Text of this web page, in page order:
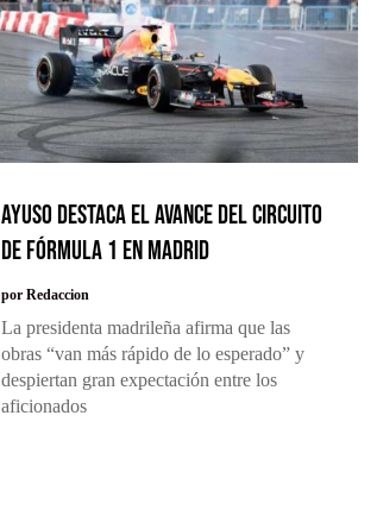
Ayuso destaca el avance del circuito
de Fórmula 1 en Madrid
porRedaccion
La presidenta madrileña afirma que las
obras “van más rápido de lo esperado” y
despiertan gran expectación entre los
aficionados